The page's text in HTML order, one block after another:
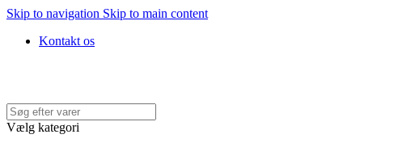
Skip to navigation Skip to main content
Kontakt os
Vælg kategori